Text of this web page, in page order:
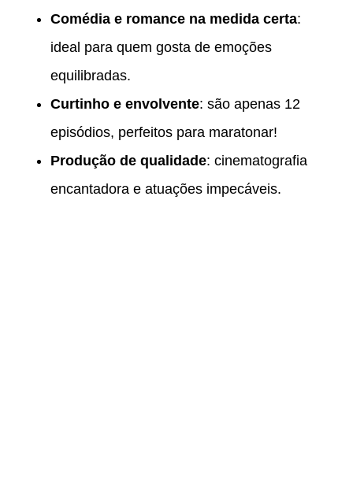
Comédia e romance na medida certa:
ideal para quem gosta de emoções
equilibradas.
Curtinho e envolvente: são apenas 12
episódios, perfeitos para maratonar!
Produção de qualidade: cinematografia
encantadora e atuações impecáveis.